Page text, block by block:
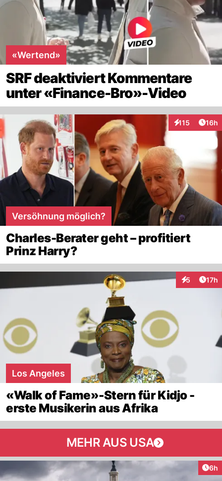
«Wertend»
SRF deaktiviert Kommentare
unter «Finance-Bro»-Video
115
Interaktionen
16h
Versöhnung möglich?
Charles-Berater geht – profitiert
Prinz Harry?
5 17h
Los Angeles
«Walk of Fame»-Stern für Kidjo -
erste Musikerin aus Afrika
MEHR AUS USA
6h